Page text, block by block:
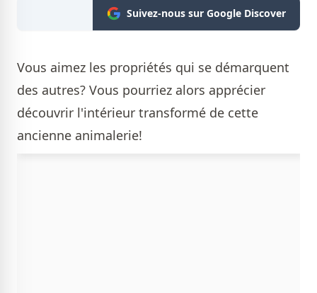
Suivez-nous sur Google Discover
Vous aimez les propriétés qui se démarquent
des autres? Vous pourriez alors apprécier
découvrir l'intérieur transformé de cette
ancienne animalerie!